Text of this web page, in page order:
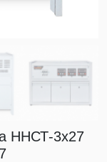
ННСТ-3х27